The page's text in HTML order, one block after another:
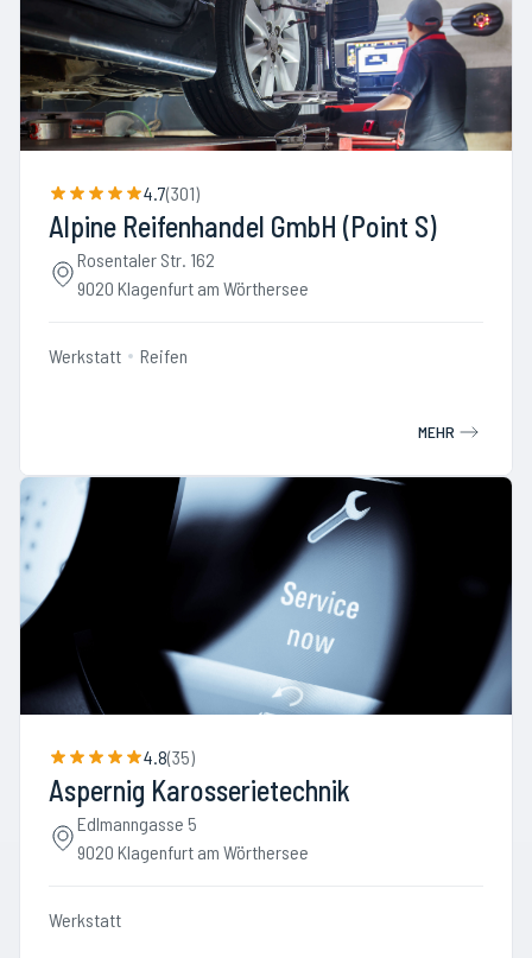
4.7(301)
Alpine Reifenhandel GmbH (Point S)
Rosentaler Str. 162
9020 Klagenfurt am Wörthersee
Werkstatt Reifen
MEHR
4.8(35)
Aspernig Karosserietechnik
Edlmanngasse 5
9020 Klagenfurt am Wörthersee
Werkstatt